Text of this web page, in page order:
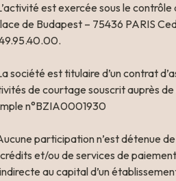
est exercée sous le
de Budapest – 75436 PARIS
société est titulaire d’un contrat
de courtage souscrit auprès de
n°BZIA0001930
participation n’est détenue
et/ou de services de
au capital d’un